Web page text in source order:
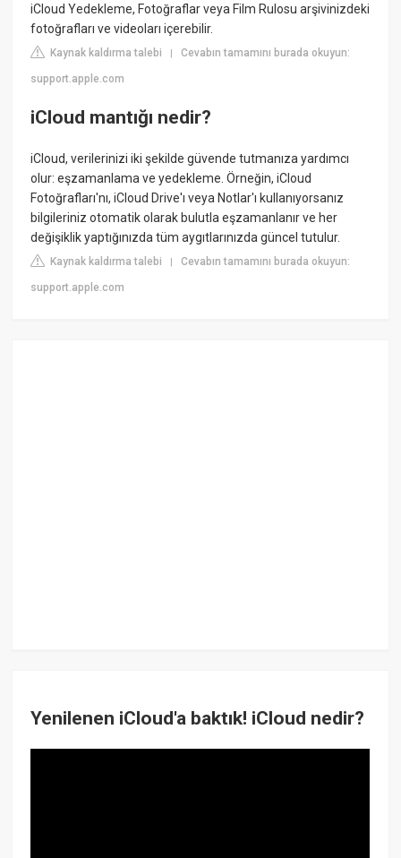
iCloud Yedekleme, Fotoğraflar veya Film Rulosu arşivinizdeki
fotoğrafları ve videoları içerebilir.
Kaynak kaldırma talebi |Cevabın tamamını burada okuyun:
support.apple.com
iCloud mantığı nedir?
iCloud, verilerinizi iki şekilde güvende tutmanıza yardımcı
olur: eşzamanlama ve yedekleme. Örneğin, iCloud
Fotoğrafları'nı, iCloud Drive'ı veya Notlar'ı kullanıyorsanız
bilgileriniz otomatik olarak bulutla eşzamanlanır ve her
değişiklik yaptığınızda tüm aygıtlarınızda güncel tutulur.
Kaynak kaldırma talebi |Cevabın tamamını burada okuyun:
support.apple.com
Yenilenen iCloud'a baktık! iCloud nedir?